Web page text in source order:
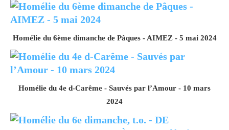
Homélie du 6ème dimanche de Pâques - AIMEZ - 5 mai 2024
Homélie du 4e d-Carême - Sauvés par l’Amour - 10 mars
2024